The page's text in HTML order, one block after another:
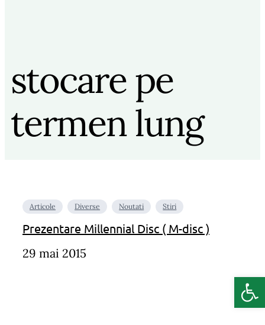
stocare pe
termen lung
Articole Diverse Noutati Stiri
Prezentare Millennial Disc ( M-disc )
29 mai 2015